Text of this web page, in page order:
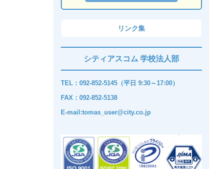
リンク集
シティアスコム 学校法人部
TEL：092-852-5145（平日 9:30～17:00）
FAX：092-852-5138
E-mail:tomas_user@city.co.jp